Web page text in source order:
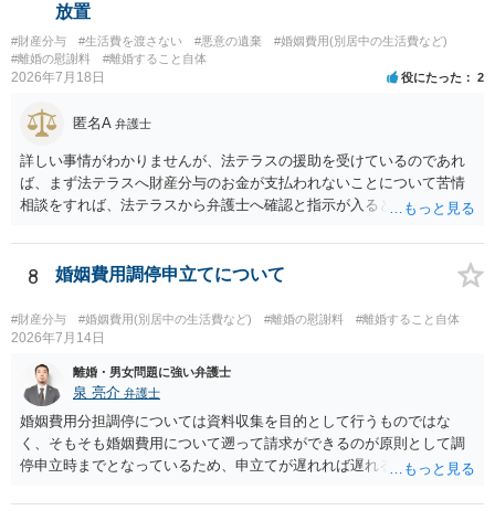
放置
#財産分与 #生活費を渡さない #悪意の遺棄
#婚姻費用(別居中の生活費など)
#離婚の慰謝料
#離婚すること自体
2026年7月18日 役にたった 2
匿名A 弁護士
詳しい事情がわかりませんが、法テラスの援助を受けているのであれ
ば、まず法テラスへ財産分与のお金が支払われないことについて苦情
相談をすれば、法テラスから弁護士へ確認と指示が入ると思います。
す。
8 婚姻費用調停申立てについて
#財産分与 #婚姻費用(別居中の生活費など) #離婚の慰謝料 #離婚すること自体
2026年7月14日
離婚・男女問題に強い弁護士
泉 亮介 弁護士
婚姻費用分担調停については資料収集を目的として行うものではな
く、そもそも婚姻費用について遡って請求ができるのが原則として調
停申立時までとなっているため、申立てが遅れれば遅れるほど、遡れ
婚姻費用については調停で話がまとまらなかった場合に審判で裁判所